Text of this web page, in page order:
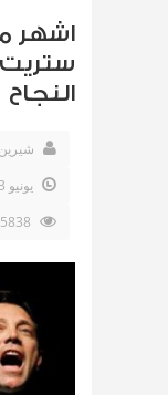
اشهر
ستريت
النجاح
يونيو 25th, 2013